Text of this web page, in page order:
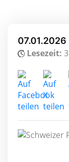
Lesezeit: